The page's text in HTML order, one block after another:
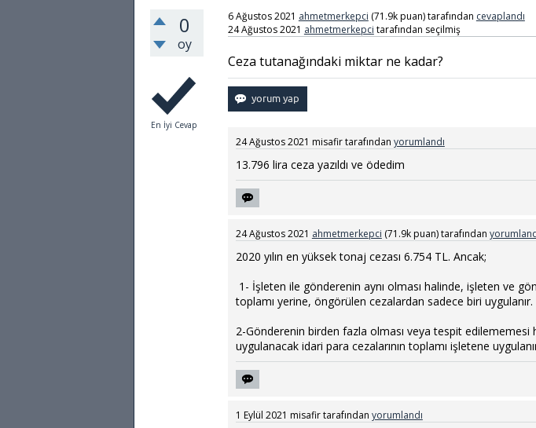
0
oy
6 Ağustos 2021 ahmetmerkepci (71.9kpuan)tarafından cevaplandı
24 Ağustos 2021 ahmetmerkepci tarafından seçilmiş
En İyi Cevap
Ceza tutanağındaki miktar ne kadar?
24 Ağustos 2021 misafirtarafından yorumlandı
13.796 lira ceza yazıldı ve ödedim
24 Ağustos 2021 ahmetmerkepci (71.9kpuan)tarafından
2020 yılın en yüksek tonaj cezası 6.754 TL. Ancak;
1- İşleten ile gönderenin aynı olması halinde, işleten ve
toplamı yerine, öngörülen cezalardan sadece biri uygulanır.
2-Gönderenin birden fazla olması veya tespit
uygulanacak idari para cezalarının toplamı işletene
1 Eylül 2021 misafirtarafından yorumlandı